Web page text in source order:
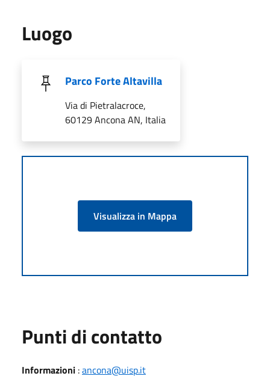
Luogo
Parco Forte Altavilla
Via di Pietralacroce,
60129 Ancona AN, Italia
Visualizza in Mappa
Punti di contatto
Informazioni :ancona@uisp.it